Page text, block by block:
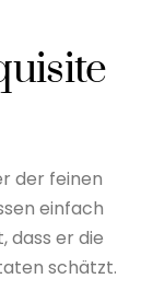
der feinen
einfach
dass er die
schätzt.